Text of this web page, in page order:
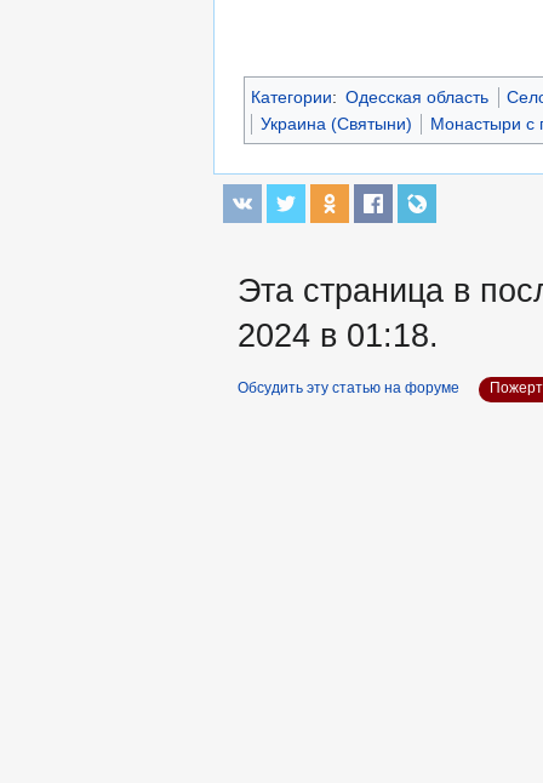
Категории: Одесская область
Украина (Святыни)
Монастыри с
Эта страница в
2024 в 01:18.
Обсудить эту статью на форуме